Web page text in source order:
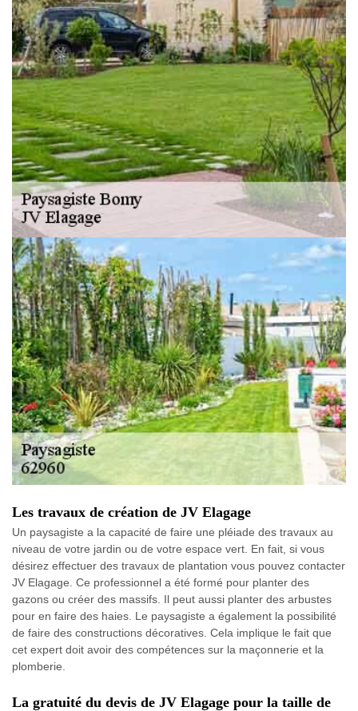
Les travaux de création de JV Elagage
Un paysagiste a la capacité de faire une pléiade des travaux au
niveau de votre jardin ou de votre espace vert. En fait, si vous
désirez effectuer des travaux de plantation vous pouvez contacter
JV Elagage. Ce professionnel a été formé pour planter des
gazons ou créer des massifs. Il peut aussi planter des arbustes
pour en faire des haies. Le paysagiste a également la possibilité
de faire des constructions décoratives. Cela implique le fait que
cet expert doit avoir des compétences sur la maçonnerie et la
plomberie.
La gratuité du devis de JV Elagage pour la taille de